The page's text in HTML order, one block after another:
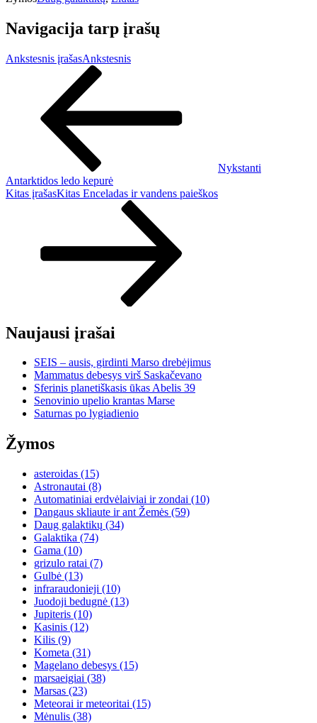
Navigacija tarp įrašų
Ankstesnis įrašasAnkstesnis
Nykstanti
Antarktidos ledo kepurė
Kitas įrašasKitas Enceladas ir vandens paieškos
Naujausi įrašai
SEIS – ausis, girdinti Marso drebėjimus
Mammatus debesys virš Saskačevano
Sferinis planetiškasis ūkas Abelis 39
Senovinio upelio krantas Marse
Saturnas po lygiadienio
Žymos
asteroidas (15)
Astronautai (8)
Automatiniai erdvėlaiviai ir zondai (10)
Dangaus skliaute ir ant Žemės (59)
Daug galaktikų (34)
Galaktika (74)
Gama (10)
grizulo ratai (7)
Gulbė (13)
infraraudonieji (10)
Juodoji bedugnė (13)
Jupiteris (10)
Kasinis (12)
Kilis (9)
Kometa (31)
Magelano debesys (15)
marsaeigiai (38)
Marsas (23)
Meteorai ir meteoritai (15)
Mėnulis (38)